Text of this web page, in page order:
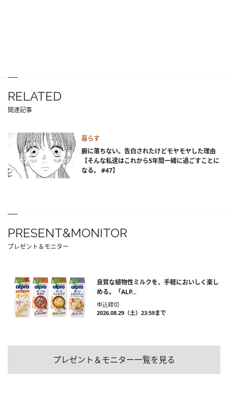
RELATED
関連記事
暮らす
腑に落ちない。告白されたけどモヤモヤした理由
【そんな私達はこれから5年間一緒に過ごすことに
なる。 #47】
PRESENT&MONITOR
プレゼント＆モニター
良質な植物性ミルクを、手軽においしく楽し
める。「ALP...
申込締切
2026.08.29（土）23:59まで
プレゼント＆モニター一覧を見る